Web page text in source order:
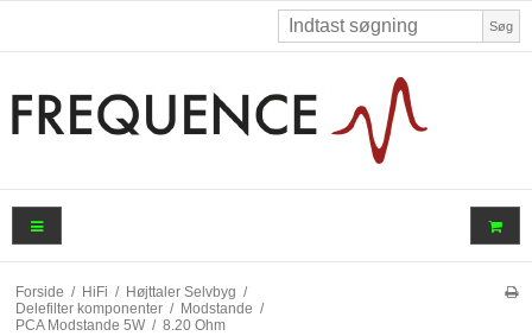
Søg
Forside / HiFi / Højttaler Selvbyg /
Delefilter komponenter / Modstande /
PCA Modstande 5W / 8.20 Ohm